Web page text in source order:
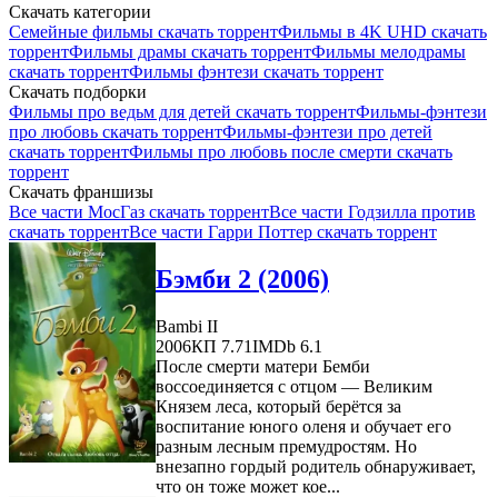
Скачать категории
Семейные фильмы скачать торрентФильмы в 4K UHD скачать
торрентФильмы драмы скачать торрентФильмы мелодрамы
скачать торрентФильмы фэнтези скачать торрент
Скачать подборки
Фильмы про ведьм для детей скачать торрентФильмы-фэнтези
про любовь скачать торрентФильмы-фэнтези про детей
скачать торрентФильмы про любовь после смерти скачать
торрент
Скачать франшизы
Все части МосГаз скачать торрентВсе части Годзилла против
скачать торрентВсе части Гарри Поттер скачать торрент
Бэмби 2 (2006)
Bambi II
2006КП 7.71IMDb 6.1
После смерти матери Бемби
воссоединяется с отцом — Великим
Князем леса, который берётся за
воспитание юного оленя и обучает его
разным лесным премудростям. Но
внезапно гордый родитель обнаруживает,
что он тоже может кое...